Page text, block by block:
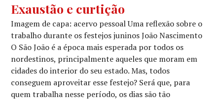
Exaustão e curtição
Imagem de capa: acervo pessoal Uma reflexão sobre o
trabalho durante os festejos juninos João Nascimento
O São João é a época mais esperada por todos os
nordestinos, principalmente aqueles que moram em
cidades do interior do seu estado. Mas, todos
conseguem aproveitar esse festejo? Será que, para
quem trabalha nesse período, os dias são tão